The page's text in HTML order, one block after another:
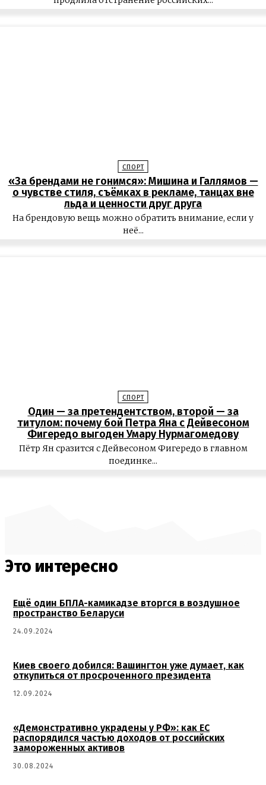
СПОРТ
«За брендами не гонимся»: Мишина и Галлямов —
о чувстве стиля, съёмках в рекламе, танцах вне
льда и ценности друг друга
На брендовую вещь можно обратить внимание, если у
неё...
СПОРТ
Один — за претендентством, второй — за
титулом: почему бой Петра Яна с Дейвесоном
Фигередо выгоден Умару Нурмагомедову
Пётр Ян сразится с Дейвесоном Фигередо в главном
поединке...
Это интересно
Ещё один БПЛА-камикадзе вторгся в воздушное
пространство Беларуси
24.09.2024
Киев своего добился: Вашингтон уже думает, как
откупиться от просроченного президента
12.09.2024
«Демонстративно украдены у РФ»: как ЕС
распорядился частью доходов от российских
замороженных активов
30.08.2024